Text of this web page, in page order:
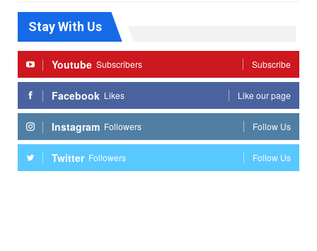
Stay With Us
Youtube Subscribers Subscribe
Facebook Likes Like our page
Instagram Followers Follow Us
Twitter Followers Follow Us